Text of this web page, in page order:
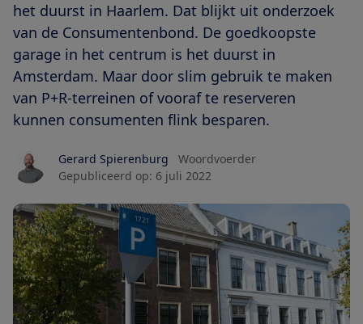
het duurst in Haarlem. Dat blijkt uit onderzoek
van de Consumentenbond. De goedkoopste
garage in het centrum is het duurst in
Amsterdam. Maar door slim gebruik te maken
van P+R-terreinen of vooraf te reserveren
kunnen consumenten flink besparen.
Gerard Spierenburg
Woordvoerder
Gepubliceerd op: 6 juli 2022